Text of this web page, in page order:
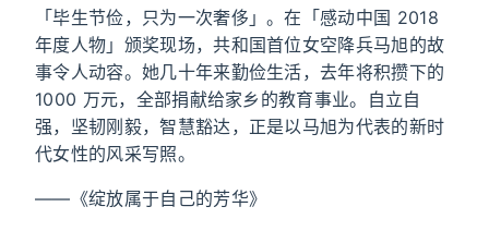
「毕生节俭，只为一次奢侈」。在「感动中国 2018
年度人物」颁奖现场，共和国首位女空降兵马旭的故
事令人动容。她几十年来勤俭生活，去年将积攒下的
1000 万元，全部捐献给家乡的教育事业。自立自
强，坚韧刚毅，智慧豁达，正是以马旭为代表的新时
代女性的风采写照。
——《绽放属于自己的芳华》